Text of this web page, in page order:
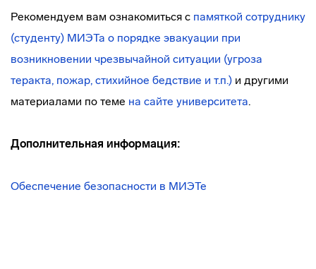
Рекомендуем вам ознакомиться с памяткой сотруднику
(студенту) МИЭТа о порядке эвакуации при
возникновении чрезвычайной ситуации (угроза
теракта, пожар, стихийное бедствие и т.п.) и другими
материалами по теме на сайте университета.
Дополнительная информация:
Обеспечение безопасности в МИЭТе